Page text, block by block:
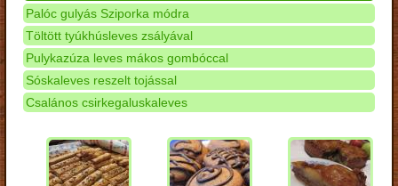
Palóc gulyás Sziporka módra
Töltött tyúkhúsleves zsályával
Pulykazúza leves mákos gombóccal
Sóskaleves reszelt tojással
Csalános csirkegaluskaleves